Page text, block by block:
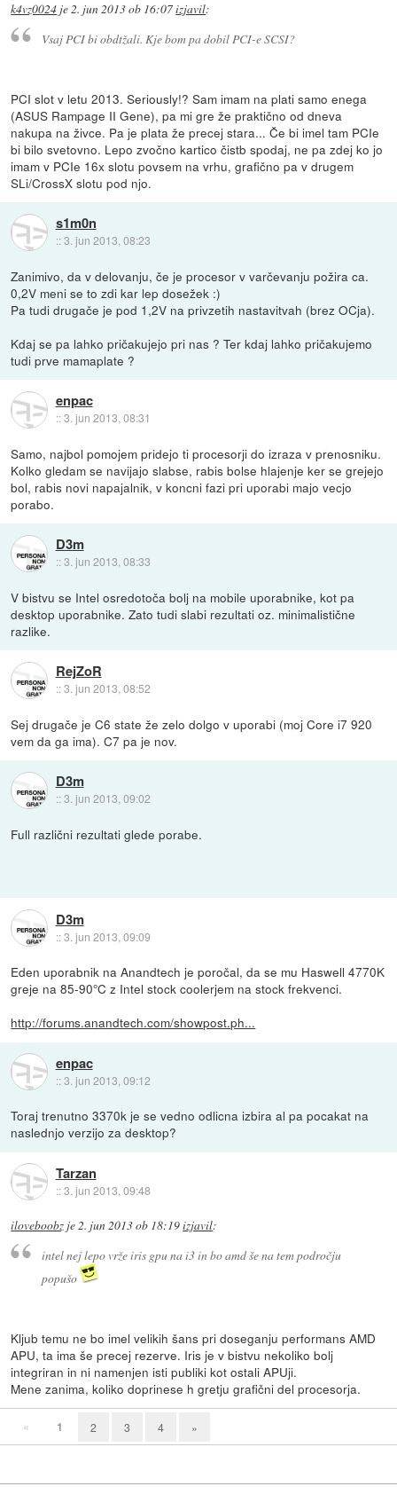
k4vz0024 je2. jun 2013 ob 16:07izjavil:
Vsaj PCI bi obdtžali. Kje bom pa dobil PCI-e SCSI?
PCI slot v letu 2013. Seriously!? Sam imam na plati samo enega
(ASUS Rampage II Gene), pa mi gre že praktično od dneva
nakupa na živce. Pa je plata že precej stara... Če bi imel tam PCIe
bi bilo svetovno. Lepo zvočno kartico čistb spodaj, ne pa zdej ko jo
imam v PCIe 16x slotu povsem na vrhu, grafično pa v drugem
SLi/CrossX slotu pod njo.
s1m0n
::3. jun 2013, 08:23
Zanimivo, da v delovanju, če je procesor v varčevanju požira ca.
0,2V meni se to zdi kar lep dosežek :)
Pa tudi drugače je pod 1,2V na privzetih nastavitvah (brez OCja).
Kdaj se pa lahko pričakujejo pri nas ? Ter kdaj lahko pričakujemo
tudi prve mamaplate ?
enpac
::3. jun 2013, 08:31
Samo, najbol pomojem pridejo ti procesorji do izraza v prenosniku.
Kolko gledam se navijajo slabse, rabis bolse hlajenje ker se grejejo
bol, rabis novi napajalnik, v koncni fazi pri uporabi majo vecjo
porabo.
D3m
::3. jun 2013, 08:33
V bistvu se Intel osredotoča bolj na mobile uporabnike, kot pa
desktop uporabnike. Zato tudi slabi rezultati oz. minimalistične
razlike.
RejZoR
::3. jun 2013, 08:52
Sej drugače je C6 state že zelo dolgo v uporabi (moj Core i7 920
vem da ga ima). C7 pa je nov.
D3m
::3. jun 2013, 09:02
Full različni rezultati glede porabe.
D3m
::3. jun 2013, 09:09
Eden uporabnik na Anandtech je poročal, da se mu Haswell 4770K
greje na 85-90°C z Intel stock coolerjem na stock frekvenci.
http://forums.anandtech.com/showpost.ph...
enpac
::3. jun 2013, 09:12
Toraj trenutno 3370k je se vedno odlicna izbira al pa pocakat na
naslednjo verzijo za desktop?
Tarzan
::3. jun 2013, 09:48
iloveboobz je2. jun 2013 ob 18:19izjavil:
intel nej lepo vrže iris gpu na i3 in bo amd še na tem področju
popušo
Kljub temu ne bo imel velikih šans pri doseganju performans AMD
APU, ta ima še precej rezerve. Iris je v bistvu nekoliko bolj
integriran in ni namenjen isti publiki kot ostali APUji.
Mene zanima, koliko doprinese h gretju grafični del procesorja.
« 1 2 3 4 »